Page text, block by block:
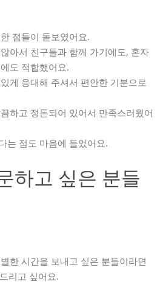
한 점들이 돋보였어요.
아서 친구들과 함께 가기에도, 혼자
도 적합했어요.
게 응대해 주셔서 편안한 기분으로
하고 정돈되어 있어서 만족스러웠어
는 점도 마음에 들었어요.
하고 싶은 분들
한 시간을 보내고 싶은 분들이라면
리고 싶어요.